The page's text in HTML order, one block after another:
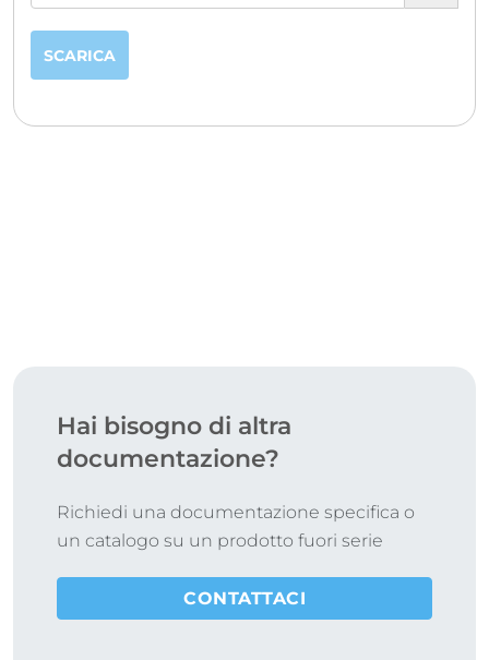
CERTIFICAZIONI
Hai bisogno di altra
documentazione?
Richiedi una documentazione specifica o
un catalogo su un prodotto fuori serie
CONTATTACI